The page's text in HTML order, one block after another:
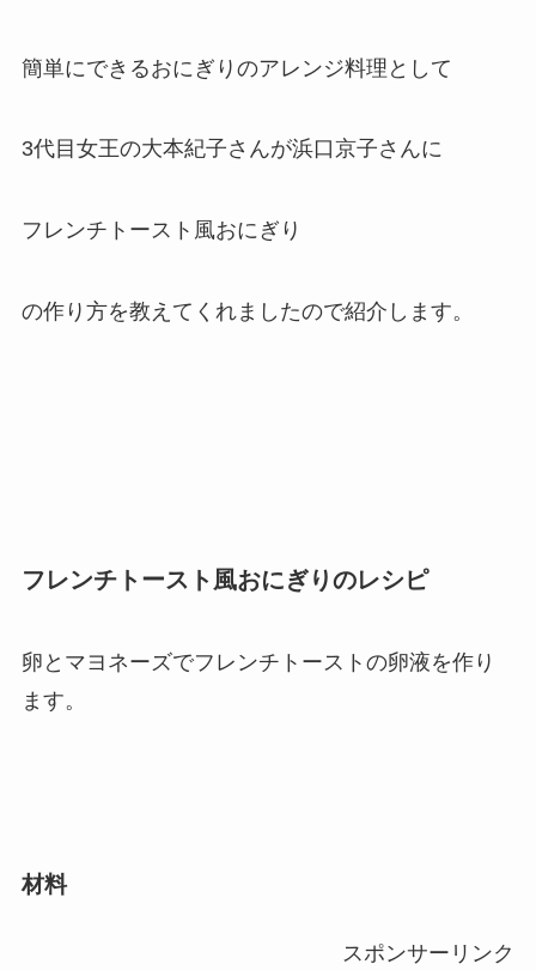
簡単にできるおにぎりのアレンジ料理として
3代目女王の大本紀子さんが浜口京子さんに
フレンチトースト風おにぎり
の作り方を教えてくれましたので紹介します。
フレンチトースト風おにぎりのレシピ
卵とマヨネーズでフレンチトーストの卵液を作り
ます。
材料
スポンサーリンク